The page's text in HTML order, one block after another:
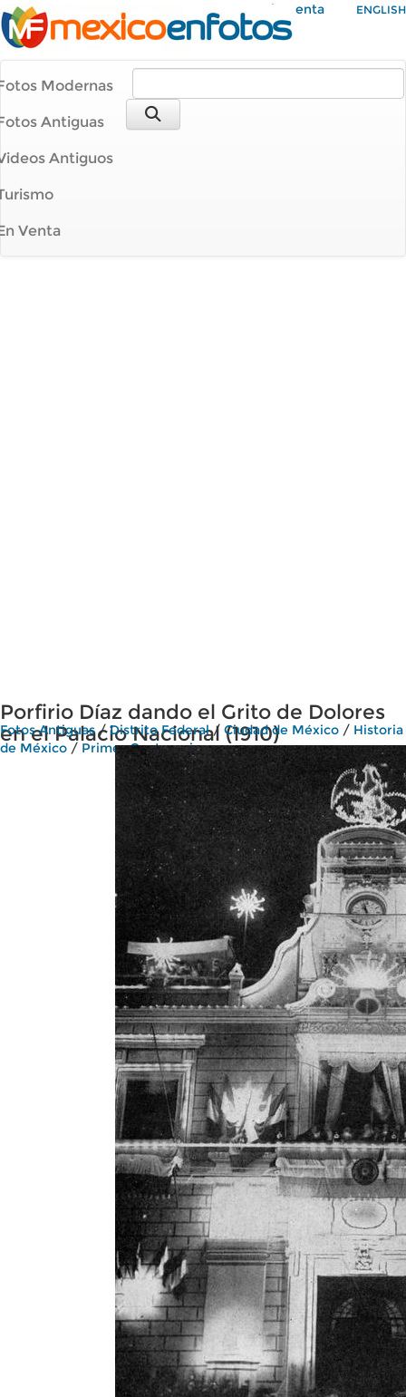
Mi Cuenta ENGLISH
Modernas
Antiguas
Antiguos
Venta
Porfirio Díaz dando el Grito de Dolores
en el Palacio Nacional (1910)
Fotos Antiguas/Distrito Federal/ Ciudad de México / Historia
de México / Primer Centenario